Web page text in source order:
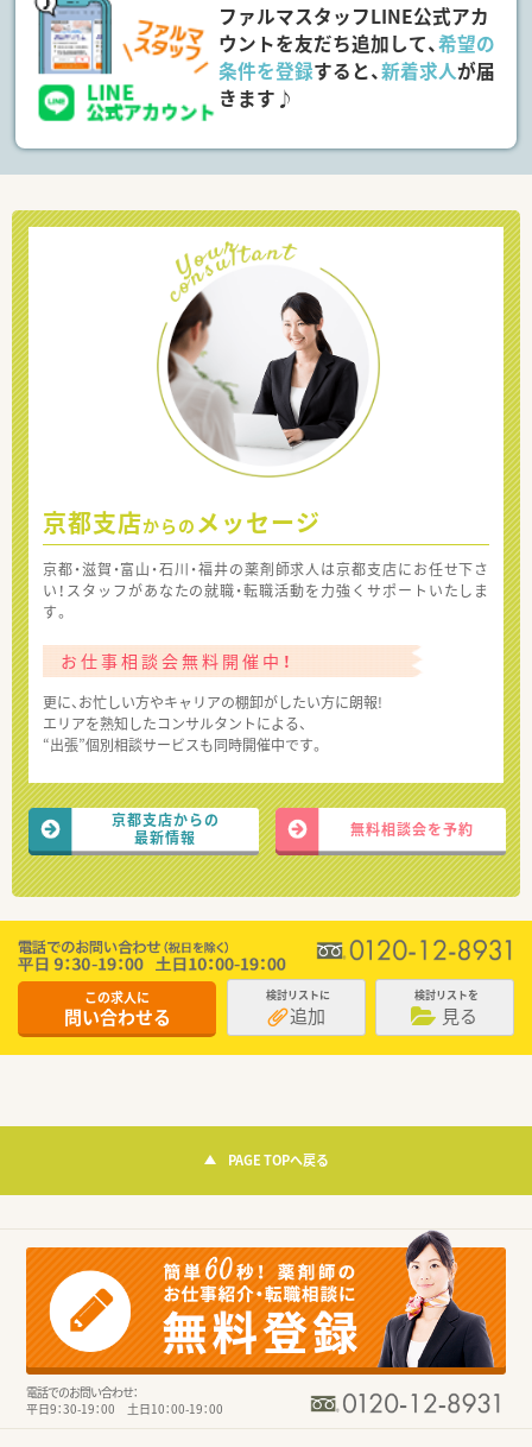
ファルマスタッフLINE公式アカ
ウントを友だち追加して、希望の
条件を登録すると、新着求人が届
きます♪
京都支店からの メッセージ
京都・滋賀・富山・石川・福井の薬剤師求人は京都支店にお任せ下さ
い！スタッフがあなたの就職・転職活動を力強くサポートいたしま
す。
お仕事相談会無料開催中！
更に、お忙しい方やキャリアの棚卸がしたい方に朗報!
エリアを熟知したコンサルタントによる、
“出張”個別相談サービスも同時開催中です。
京都支店からの
最新情報
無料相談会を予約
この求人に
問い合わせる
検討リストに
追加
検討リストを
見る
PAGE TOPへ戻る
電話でのお問い合わせ：
平日9：30-19：00 土日10：00-19：00